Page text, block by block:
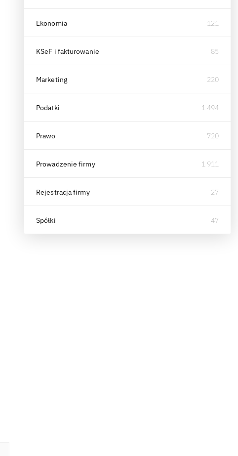
Ekonomia 121
KSeF i fakturowanie 85
Marketing 220
Podatki 1 494
Prawo 720
Prowadzenie firmy 1 911
Rejestracja firmy 27
Spółki 47